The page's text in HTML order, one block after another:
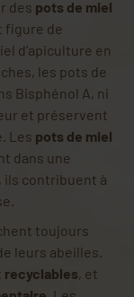
des pots de miel
figure de
d’apiculture en
les pots de
Bisphénol A, ni
et préservent
Les pots de miel
dans une
, ils contribuent à
toujours
leurs abeilles.
recyclables, et